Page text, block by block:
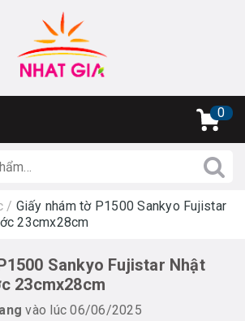
0
/ Giấy nhám tờ P1500 Sankyo Fujistar
23cmx28cm
Sankyo Fujistar Nhật
23cmx28cm
vào lúc 06/06/2025